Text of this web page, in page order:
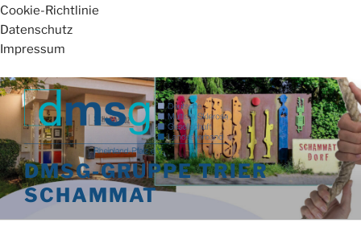
Cookie-Richtlinie
Datenschutz
Impressum
Zum
Inhalt
springen
DMSG-GRUPPE TRIER
SCHAMMAT